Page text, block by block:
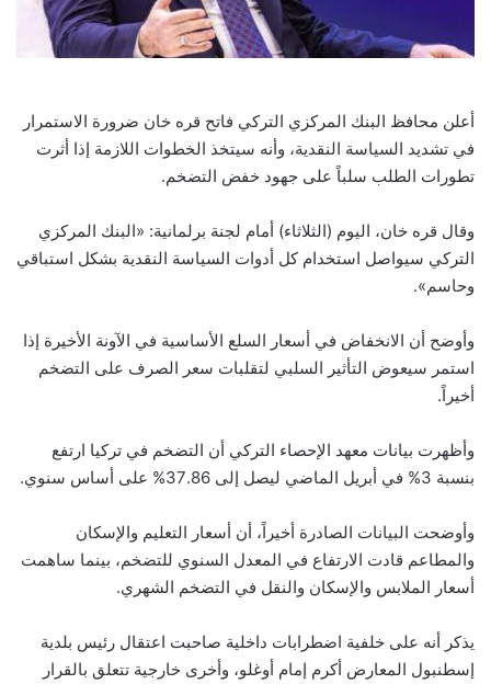
أعلن محافظ البنك المركزي التركي فاتح قره خان ضرورة الاستمرار
في تشديد السياسة النقدية، وأنه سيتخذ الخطوات اللازمة إذا أثرت
تطورات الطلب سلباً على جهود خفض التضخم.
وقال قره خان، اليوم (الثلاثاء) أمام لجنة برلمانية: «البنك المركزي
التركي سيواصل استخدام كل أدوات السياسة النقدية بشكل استباقي
وحاسم».
وأوضح أن الانخفاض في أسعار السلع الأساسية في الآونة الأخيرة إذا
استمر سيعوض التأثير السلبي لتقلبات سعر الصرف على التضخم
أخيراً.
وأظهرت بيانات معهد الإحصاء التركي أن التضخم في تركيا ارتفع
بنسبة 3% في أبريل الماضي ليصل إلى 37.86% على أساس سنوي.
وأوضحت البيانات الصادرة أخيراً، أن أسعار التعليم والإسكان
والمطاعم قادت الارتفاع في المعدل السنوي للتضخم، بينما ساهمت
أسعار الملابس والإسكان والنقل في التضخم الشهري.
يذكر أنه على خلفية اضطرابات داخلية صاحبت اعتقال رئيس بلدية
إسطنبول المعارض أكرم إمام أوغلو، وأخرى خارجية تتعلق بالقرار